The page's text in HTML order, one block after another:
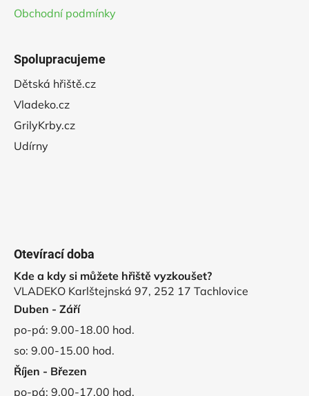
Obchodní podmínky
Spolupracujeme
Dětská hřiště.cz
Vladeko.cz
GrilyKrby.cz
Udírny
Otevírací doba
Kde a kdy si můžete hřiště vyzkoušet?
VLADEKO Karlštejnská 97, 252 17 Tachlovice
Duben - Září
po-pá: 9.00-18.00 hod.
so: 9.00-15.00 hod.
Říjen - Březen
po-pá: 9.00-17.00 hod.